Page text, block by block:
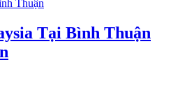
Tại Bình Thuận